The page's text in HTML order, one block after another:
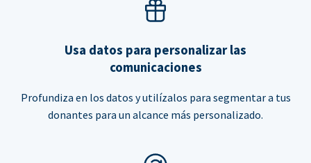
Usa datos para personalizar las
comunicaciones
Profundiza en los datos y utilízalos para segmentar a tus
donantes para un alcance más personalizado.